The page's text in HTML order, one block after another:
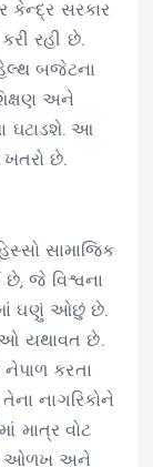
કેન્દ્ર સરકાર
રહી છે.
બજેટના
અને
ઘટાડશે. આ
ખતરો છે.
સામાજિક
જે વિશ્વના
ઘણું ઓછું છે.
યથાવત છે.
કરતા
નાગરિકોને
માત્ર વોટ
ઓળખ અને